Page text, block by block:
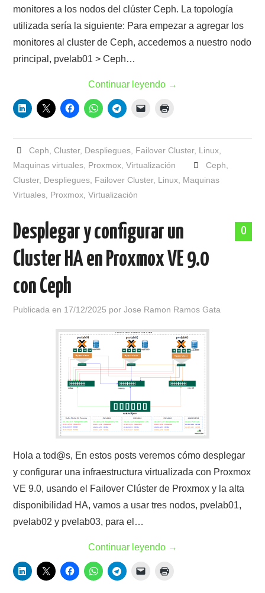
monitores a los nodos del clúster Ceph. La topología
utilizada sería la siguiente: Para empezar a agregar los
monitores al cluster de Ceph, accedemos a nuestro nodo
principal, pvelab01 > Ceph…
Continuar leyendo →
Ceph Cluster, Despliegues, Failover Cluster, Linux,
Maquinas virtuales Proxmox ,Virtualización Ceph
Cluster, Despliegues Failover Cluster, Linux Maquinas
Virtuales Proxmox ,Virtualización
0
Desplegar y configurar un
Cluster HA en Proxmox VE 9.0
con Ceph
Publicada en 17/12/2025 porJose Ramon Ramos Gata
Hola a tod@s, En estos posts veremos cómo desplegar
y configurar una infraestructura virtualizada con Proxmox
VE 9.0, usando el Failover Clúster de Proxmox y la alta
disponibilidad HA, vamos a usar tres nodos, pvelab01,
pvelab02 y pvelab03, para el…
Continuar leyendo →